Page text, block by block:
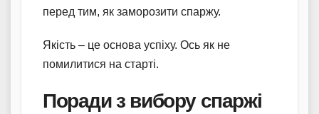
перед тим, як заморозити спаржу.
Якість – це основа успіху. Ось як не
помилитися на старті.
Поради з вибору спаржі